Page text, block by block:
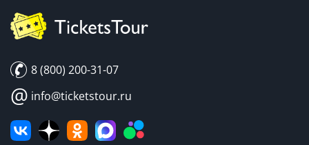
8 (800) 200-31-07
@ info@ticketstour.ru